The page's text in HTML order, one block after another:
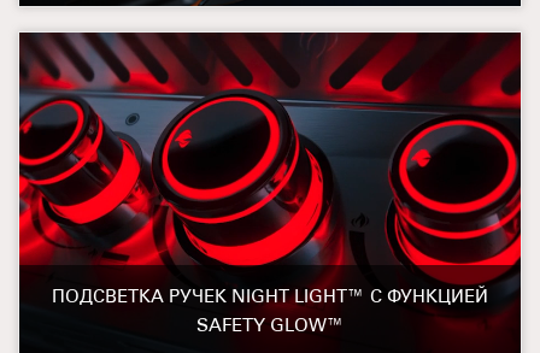
ПОДСВЕТКА РУЧЕК NIGHT LIGHT™ С ФУНКЦИЕЙ
SAFETY GLOW™